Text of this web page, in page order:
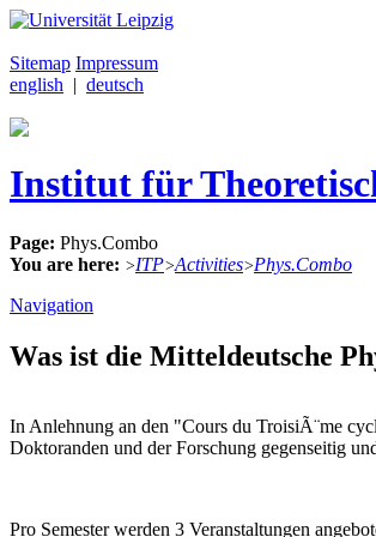
Sitemap Impressum
english | deutsch
Institut für
Page: Phys.Combo
You are here: >ITP>Activities>Phys.Combo
Navigation
Was ist die Mitteldeutsche
In Anlehnung an den "Cours du TroisiÃ¨me
Doktoranden und der Forschung gegenseitig
Pro Semester werden 3 Veranstaltungen